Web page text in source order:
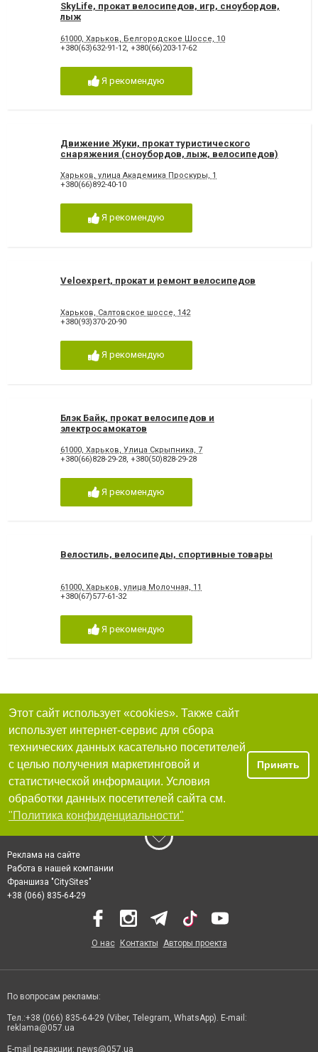
SkyLife, прокат велосипедов, игр, сноубордов,
лыж
61000, Харьков, Белгородское Шоссе, 10
+380(63)632-91-12, +380(66)203-17-62
Я рекомендую
Движение Жуки, прокат туристического
снаряжения (сноубордов, лыж, велосипедов)
Харьков, улица Академика Проскуры, 1
+380(66)892-40-10
Я рекомендую
Veloexpert, прокат и ремонт велосипедов
Харьков, Салтовское шоссе, 142
+380(93)370-20-90
Я рекомендую
Блэк Байк, прокат велосипедов и
электросамокатов
61000, Харьков, Улица Скрыпника, 7
+380(66)828-29-28, +380(50)828-29-28
Я рекомендую
Велостиль, велосипеды, спортивные товары
61000, Харьков, улица Молочная, 11
+380(67)577-61-32
Я рекомендую
Этот сайт использует «cookies». Также сайт
использует интернет-сервис для сбора
технических данных касательно посетителей
с целью получения маркетинговой и
статистической информации. Условия
обработки данных посетителей сайта см.
"Политика конфиденциальности"
Принять
Реклама на сайте
Работа в нашей компании
Франшиза "CitySites"
+38 (066) 835-64-29
О нас Контакты Авторы проекта
По вопросам рекламы:
Тел.:+38 (066) 835-64-29 (Viber, Telegram, WhatsApp). E-mail:
reklama@057.ua
E-mail редакции: news@057.ua